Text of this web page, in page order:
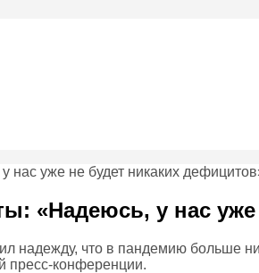
«Надеюсь, у нас
надежду, что в пандемию больше
пресс-конференции.